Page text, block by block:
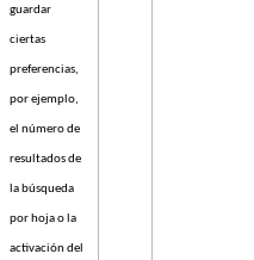
guardar
ciertas
preferencias,
por ejemplo,
el número de
resultados de
la búsqueda
por hoja o la
activación del